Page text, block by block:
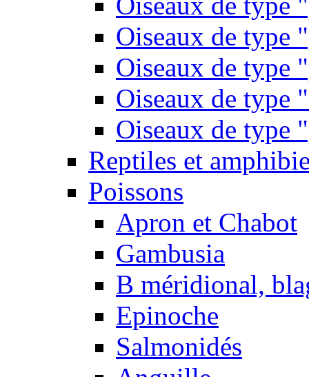
Oiseaux de type
Oiseaux de type
Oiseaux de type
Oiseaux de type
Reptiles et
Poissons
Apron et Chabot
Gambusia
B méridional,
Epinoche
Salmonidés